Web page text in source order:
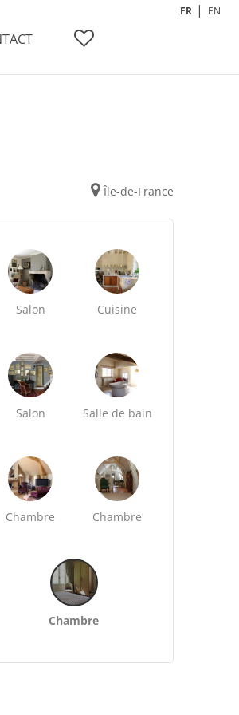
FR EN
Île-de-France
Salon Cuisine
Salon Salle de bain
Chambre Chambre
Chambre